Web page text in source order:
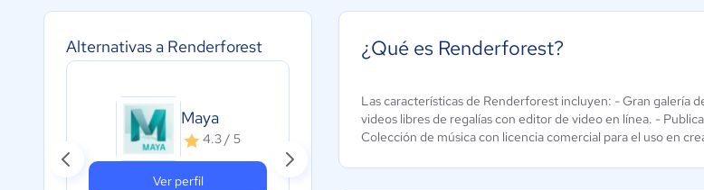
Alternativas a Renderforest
Maya
4.3 / 5
Ver perfil
Free AI GIF
Face Swap
Aún sin
ReelCraft
Aún sin
¿Qué es Renderforest?
Las características de Renderforest incluyen: - Gran galería
videos libres de regalías con editor de video en línea. -
Colección de música con licencia comercial para el uso en